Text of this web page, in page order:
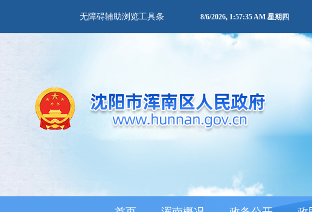
无障碍辅助浏览工具条 8/6/2026, 1:57:36 AM 星期四